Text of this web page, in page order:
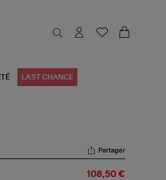
LAST CHANCE
Partager
108,50 €